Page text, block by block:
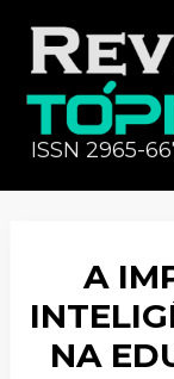
ISSN 2965-
A
NA